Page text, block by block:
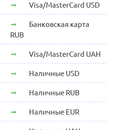
Visa/MasterCard USD
Банковская карта
RUB
Visa/MasterCard UAH
Наличные USD
Наличные RUB
Наличные EUR